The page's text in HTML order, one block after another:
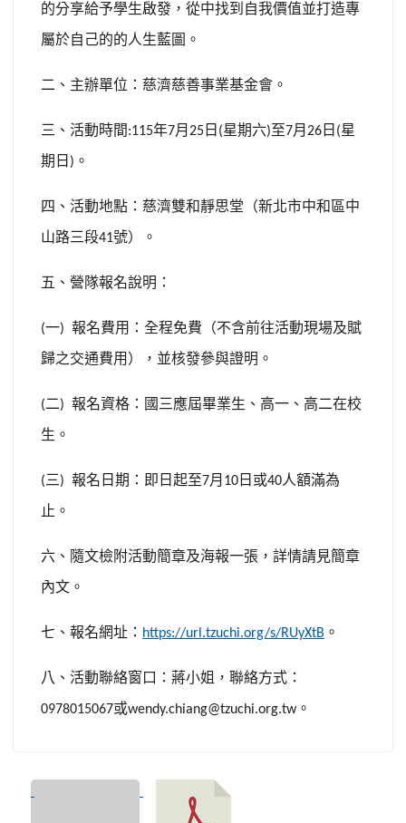
的分享給予學生啟發，從中找到自我價值並打造專
屬於自己的的人生藍圖。
二、主辦單位：慈濟慈善事業基金會。
三、活動時間:115年7月 25 日 (星期六)至7月 26 日 (星
期日 ) 。
四、活動地點：慈濟雙和靜思堂（新北市中和區中
山路三段41號）。
五、營隊報名說明：
(一) 報名費用：全程免費（不含前往活動現場及賦
歸之交通費用），並核發參與證明。
(二) 報名資格：國三應屆畢業生、高一、高二在校
生。
(三) 報名日期：即日起至7月 10 日或40人額滿為
止。
六、隨文檢附活動簡章及海報一張，詳情請見簡章
內文。
七、報名網址： https://url.tzuchi.org/s/RUyXtB 。
八、活動聯絡窗口：蔣小姐，聯絡方式：
0978015067或wendy.chiang@tzuchi.org.tw。